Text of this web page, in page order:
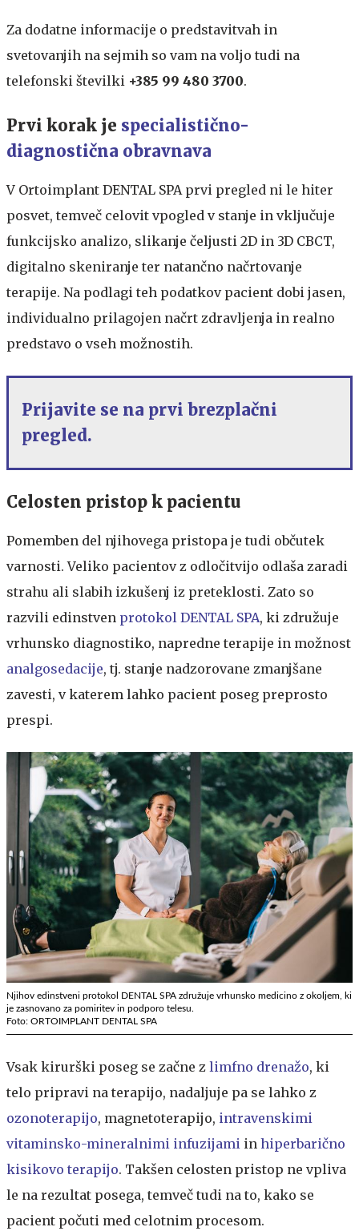
Za dodatne informacije o predstavitvah in
svetovanjih na sejmih so vam na voljo tudi na
telefonski številki +385 99 480 3700.
Prvi korak je specialistično-
diagnostična obravnava
V Ortoimplant DENTAL SPA prvi pregled ni le hiter
posvet, temveč celovit vpogled v stanje in vključuje
funkcijsko analizo, slikanje čeljusti 2D in 3D CBCT,
digitalno skeniranje ter natančno načrtovanje
terapije. Na podlagi teh podatkov pacient dobi jasen,
individualno prilagojen načrt zdravljenja in realno
predstavo o vseh možnostih.
Prijavite se na prvi brezplačni
pregled.
Celosten pristop k pacientu
Pomemben del njihovega pristopa je tudi občutek
varnosti. Veliko pacientov z odločitvijo odlaša zaradi
strahu ali slabih izkušenj iz preteklosti. Zato so
razvili edinstven protokol DENTAL SPA, ki združuje
vrhunsko diagnostiko, napredne terapije in možnost
analgosedacije, tj. stanje nadzorovane zmanjšane
zavesti, v katerem lahko pacient poseg preprosto
prespi.
Njihov edinstveni protokol DENTAL SPA združuje vrhunsko medicino z okoljem, ki
je zasnovano za pomiritev in podporo telesu.
Foto: ORTOIMPLANT DENTAL SPA
Vsak kirurški poseg se začne z limfno drenažo, ki
telo pripravi na terapijo, nadaljuje pa se lahko z
ozonoterapijo, magnetoterapijo, intravenskimi
vitaminsko-mineralnimi infuzijami in hiperbarično
kisikovo terapijo. Takšen celosten pristop ne vpliva
le na rezultat posega, temveč tudi na to, kako se
pacient počuti med celotnim procesom.